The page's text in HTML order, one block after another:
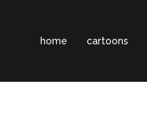
home cartoons